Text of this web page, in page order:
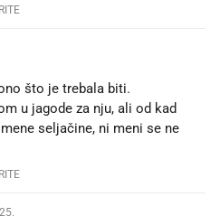
što je trebala biti.
u jagode za nju, ali od kad
seljačine, ni meni se ne